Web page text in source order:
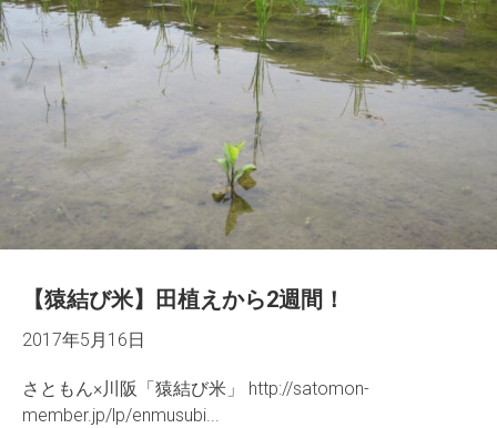
【猿結び米】田植えから2週間！
2017年5月16日
さともん×川阪「猿結び米」 http://satomon-
member.jp/lp/enmusubi...